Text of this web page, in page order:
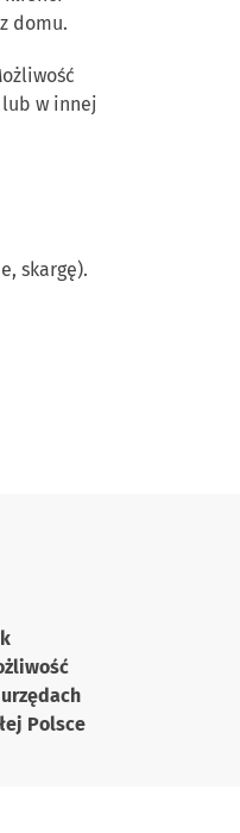
domu.
w innej
skargę).
Polsce